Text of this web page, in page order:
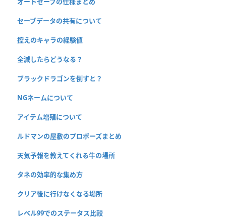
セーブデータの共有について
控えのキャラの経験値
全滅したらどうなる？
ブラックドラゴンを倒すと？
NGネームについて
アイテム増殖について
ルドマンの屋敷のプロポーズまとめ
天気予報を教えてくれる牛の場所
タネの効率的な集め方
クリア後に行けなくなる場所
レベル99でのステータス比較